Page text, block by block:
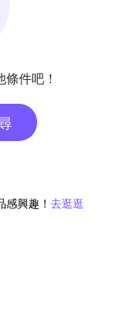
件吧！
興趣！ 去逛逛